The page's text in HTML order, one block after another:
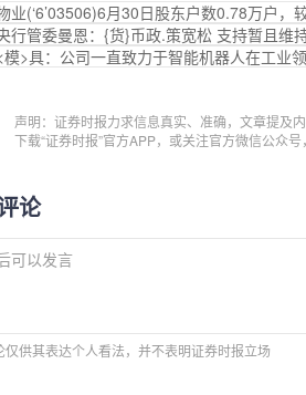
业(‘6’03506)6月30日股东户数0.78万户，
行管委曼恩：{货}币政.策宽松 支持暂且维
模>具：公司一直致力于智能机器人在工业
声明：证券时报力求信息真实、准确，文章提及
下载“证券时报”官方APP，或关注官方微信公众
论
可以发言
仅供其表达个人看法，并不表明证券时报立场